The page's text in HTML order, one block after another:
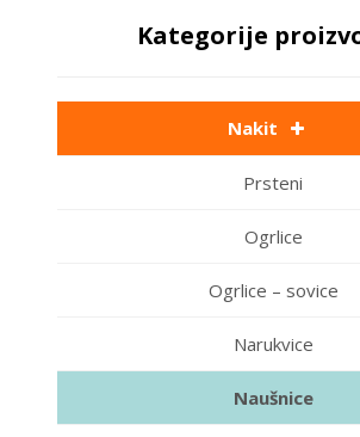
Kategorije
Nakit
Prsteni
Ogrlice
Ogrlice – sovice
Narukvice
Naušnice